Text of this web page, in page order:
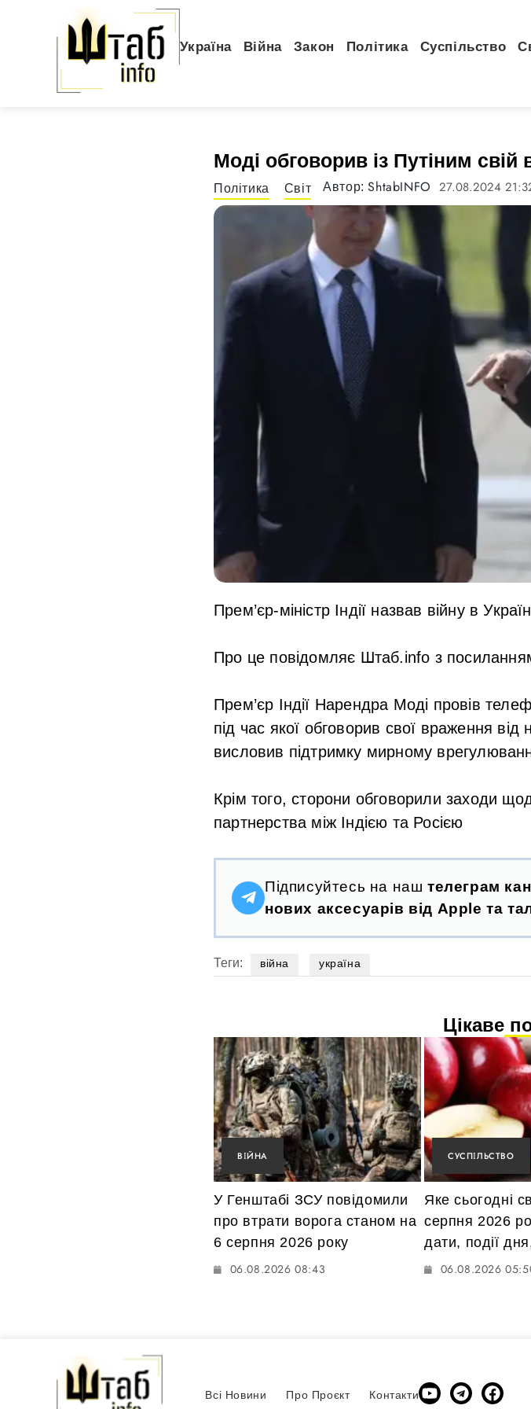
Україна Війна Закон Політика Суспільство
Моді обговорив із Путіним свій
Політика Світ Автор:ShtabINFO 27.08.2024
Прем’єр-міністр Індії назвав війну в
Про це повідомляє Штаб.info з
Прем’єр Індії Нарендра Моді провів
під час якої обговорив свої враження
висловив підтримку мирному
Крім того, сторони обговорили заходи
партнерства між Індією та Росією
Підписуйтесь на наш телеграм
нових аксесуарів від Apple та
Теги: війна україна
Цікаве
ВІЙНА
У Генштабі ЗСУ повідомили
про втрати ворога станом на
6 серпня 2026 року
06.08.2026 08:43
СУСПІЛЬСТВО
Яке сьогодні
серпня 2026
дати, події
06.08.2026
Всі Новини Про Проєкт Контакти